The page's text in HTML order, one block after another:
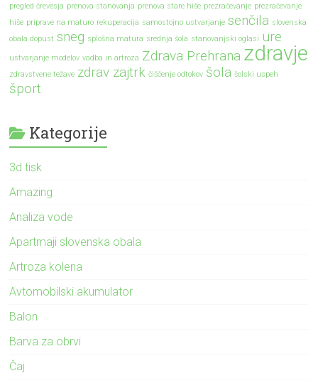
pregled črevesja prenova stanovanja prenova stare hiše prezračevanje prezračevanje
hiše priprave na maturo rekuperacija samostojno ustvarjanje senčila slovenska
obala dopust sneg splošna matura srednja šola stanovanjski oglasi ure
ustvarjanje modelov vadba in artroza Zdrava Prehrana zdravje
zdravstvene težave zdrav zajtrk čiščenje odtokov šola šolski uspeh
šport
Kategorije
3d tisk
Amazing
Analiza vode
Apartmaji slovenska obala
Artroza kolena
Avtomobilski akumulator
Balon
Barva za obrvi
Čaj